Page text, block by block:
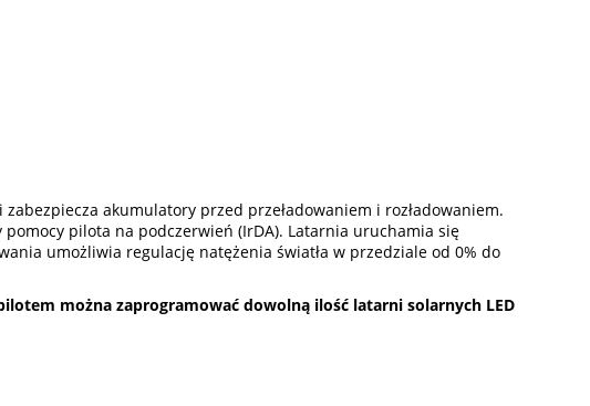
akumulatory przed przeładowaniem i rozładowaniem.
pilota na podczerwień (IrDA). Latarnia uruchamia się
umożliwia regulację natężenia światła w przedziale od 0% do
można zaprogramować dowolną ilość latarni solarnych LED